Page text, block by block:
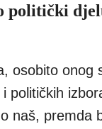
politički
osobito onog
političkih
naš, premda